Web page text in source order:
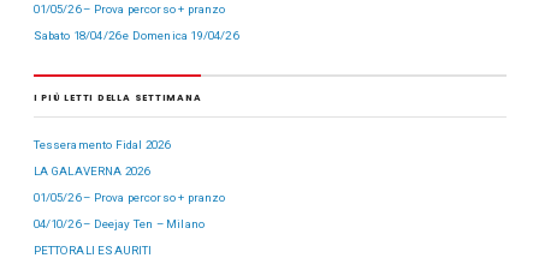
01/05/26 – Prova percorso + pranzo
Sabato 18/04/26 e Domenica 19/04/26
I PIÙ LETTI DELLA SETTIMANA
Tesseramento Fidal 2026
LA GALAVERNA 2026
01/05/26 – Prova percorso + pranzo
04/10/26 – Deejay Ten – Milano
PETTORALI ESAURITI